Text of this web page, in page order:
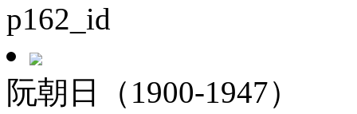
p162_id
阮朝日（1900-1947）